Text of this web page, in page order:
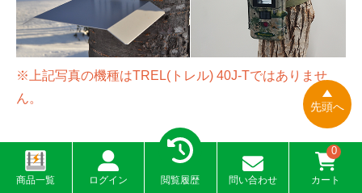
※上記写真の機種はTREL(トレル) 40J-Tではありませ
ん。
セキュリティパッケージ ※オプ
商品一覧 ログイン 閲覧履歴 問い合わせ
0
カート
先頭へ